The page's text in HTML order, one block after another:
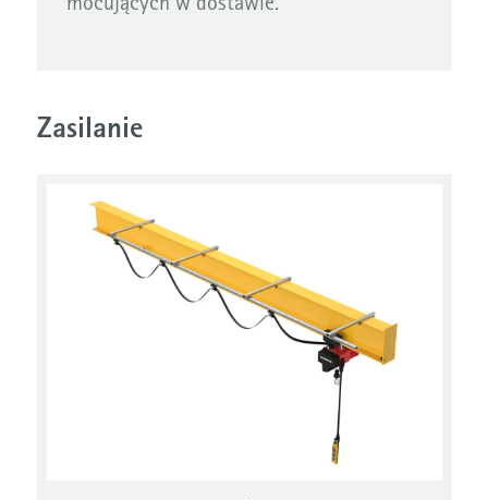
mocujących w dostawie.
Zasilanie